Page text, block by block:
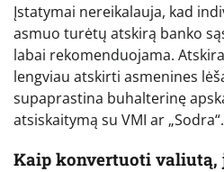
Įstatymai nereikalauja, kad
asmuo turėtų atskirą banko
labai rekomenduojama.
lengviau atskirti asmenines
supaprastina buhalterinę
atsiskaitymą su VMI ar „Sodra“.
Kaip konvertuoti valiutą,